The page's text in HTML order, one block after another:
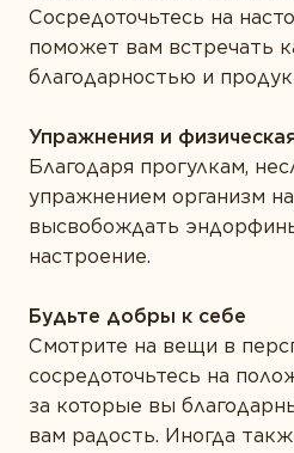
Сосредоточьтесь на
поможет вам встречать
благодарностью и
Упражнения и
Благодаря прогулкам,
упражнением организм
высвобождать
настроение.
Будьте добры к себе
Смотрите на вещи в
сосредоточьтесь на
за которые вы
вам радость. Иногда